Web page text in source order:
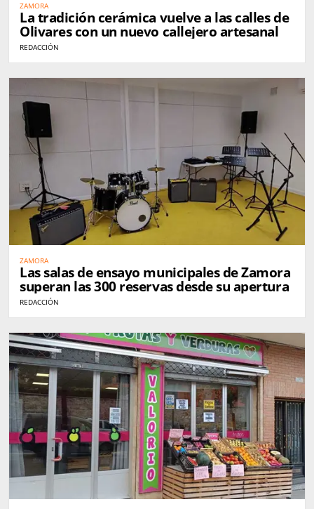
ZAMORA
La tradición cerámica vuelve a las calles de
Olivares con un nuevo callejero artesanal
REDACCIÓN
ZAMORA
Las salas de ensayo municipales de Zamora
superan las 300 reservas desde su apertura
REDACCIÓN